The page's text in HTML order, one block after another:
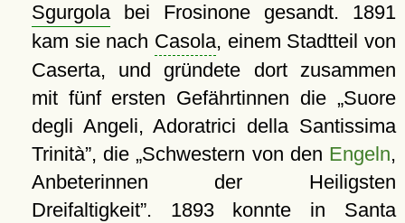
Sgurgolabei Frosinone gesandt. 1891
kam sie nach Casola, einem Stadtteil von
Caserta, und gründete dort zusammen
mit fünf ersten Gefährtinnen die
Suore
degli Angeli, Adoratrici della Santissima
Trinità , die Schwestern von den Engeln,
Anbeterinnen der Heiligsten
Dreifaltigkeit . 1893 konnte in Santa